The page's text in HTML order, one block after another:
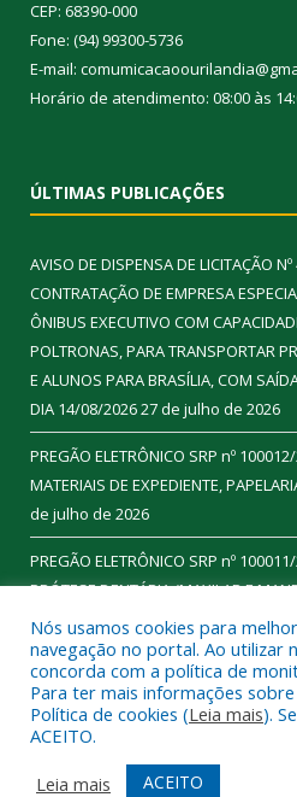
CEP: 68390-000
Fone: (94) 99300-5736
E-mail:
Horário de atendimento: 08:00 às
ÚLTIMAS PUBLICAÇÕES
AVISO DE DISPENSA DE LICITAÇÃO
CONTRATAÇÃO DE EMPRESA
ÔNIBUS EXECUTIVO COM
POLTRONAS, PARA TRANSPORTAR
E ALUNOS PARA BRASÍLIA, COM
DIA 14/08/202627 de julho de 2026
PREGÃO ELETRÔNICO SRP nº
MATERIAIS DE EXPEDIENTE,
de julho de 2026
PREGÃO ELETRÔNICO SRP nº
PRÓTESE DENTÁRIA (MAXILAR E
Todos os direitos reservados
Ourilândia do
Mapa do Site
Acessar Área
Nós usamos cookies para
navegação no portal. Ao utilizar
concorda com a política de
Para ter mais informações
Política de cookies (Leia mais).
ACEITO.
Leia mais
ACEITO